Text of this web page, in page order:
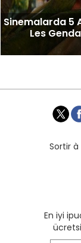
Sinemalarda 5
Les
Sortir à
En iyi